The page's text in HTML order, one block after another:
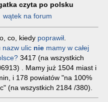
czyta po polsku
wątek na forum
co, kiedy poprawił
nazw ulic nie mamy w całej
3417 (na wszystkich
. Mamy już 1504 miast i
i 178 powiatów "na 100%
(na wszystkich 2184 /380).